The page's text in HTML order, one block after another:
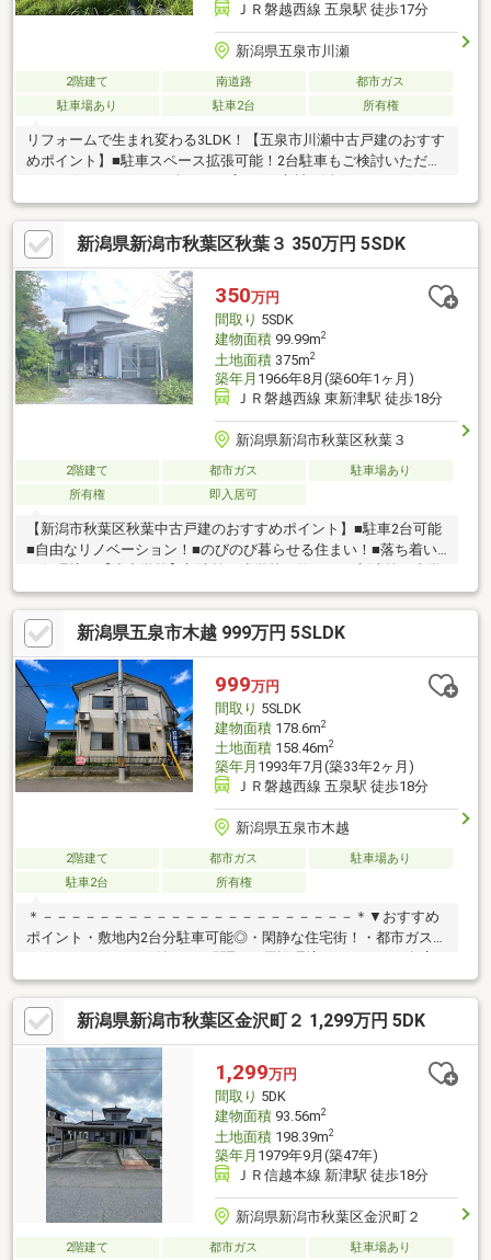
ＪＲ磐越西線 五泉駅 徒歩17分
新潟県五泉市川瀬
2階建て 南道路
都市ガス
駐車場あり
駐車2台 所有権
リフォームで生まれ変わる3LDK！【五泉市川瀬中古戸建のおすす
めポイント】■駐車スペース拡張可能！2台駐車もご検討いただけ
ション向き物件！■のどかな住環境でスローライフを満喫♪■住み
替えにおすすめ♪暮らしやすいコンパクト住宅♪【小中学校】五泉
南小学校 約1000ｍ五泉中学校 約1800ｍ当社ホームページでは
SUUMOには載っていない物件資料を確認することができます♪住
宅に関することなら、「年間取引件数500件以上」の実績がある
ハーバーエステートになんでもご相談ください。
新潟県新潟市秋葉区秋葉３ 350万円 5SDK
350万円
間取り 5SDK
建物面積99.99m2
土地面積375m2
築年月 1966年8月(築60年1ヶ月)
ＪＲ磐越西線 東新津駅 徒歩18分
新潟県新潟市秋葉区秋葉３
2階建て 都市ガス
駐車場あり
所有権
即入居可
【新潟市秋葉区秋葉中古戸建のおすすめポイント】■駐車2台可能
■自由なリノベーション！■のびのび暮らせる住まい！■落ち着い
校 約2000ｍ当社ホームページではSUUMOには載っていない物
件資料を確認することができます♪住宅に関することなら、「年間
取引件数500件以上」の実績があるハーバーエステートになんで
もご相談ください。
新潟県五泉市木越 999万円 5SLDK
999万円
間取り 5SLDK
建物面積178.6m2
土地面積158.46m2
築年月 1993年7月(築33年2ヶ月)
ＪＲ磐越西線 五泉駅 徒歩18分
新潟県五泉市木越
2階建て 都市ガス
駐車場あり
駐車2台
所有権
＊－－－－－－－－－－－－－－－－－－－－－－＊▼おすすめ
ポイント・敷地内2台分駐車可能◎・閑静な住宅街！・都市ガスエ
まで徒歩12分（約900ｍ）・クスリのアオキ 五泉今泉店まで徒歩
10分（約800ｍ）＊－－－－－－－－－－－－－－－－－－－－
－＊＼おウチ探しはケイアイエポックメイキング（株）にお任せ
ください！／☆幅広いご紹介♪気になる物件を一括でご紹介させ
ていただきます！☆住宅ローン相談無料対応！秘密厳守にて親身
にご対応します！☆土日平日夜でもご対応可能です！
新潟県新潟市秋葉区金沢町２ 1,299万円 5DK
1,299万円
間取り 5DK
建物面積93.56m2
土地面積198.39m2
築年月 1979年9月(築47年)
ＪＲ信越本線 新津駅 徒歩18分
新潟県新潟市秋葉区金沢町２
2階建て 都市ガス 駐車場あり